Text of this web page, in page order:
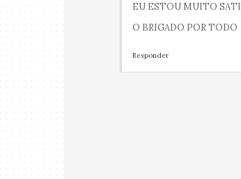
EU ESTOU MUITO
O BRIGADO POR TODO
Responder